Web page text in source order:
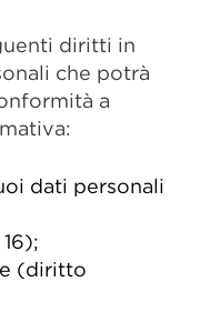
diritti in
che potrà
a
dati personali
(diritto